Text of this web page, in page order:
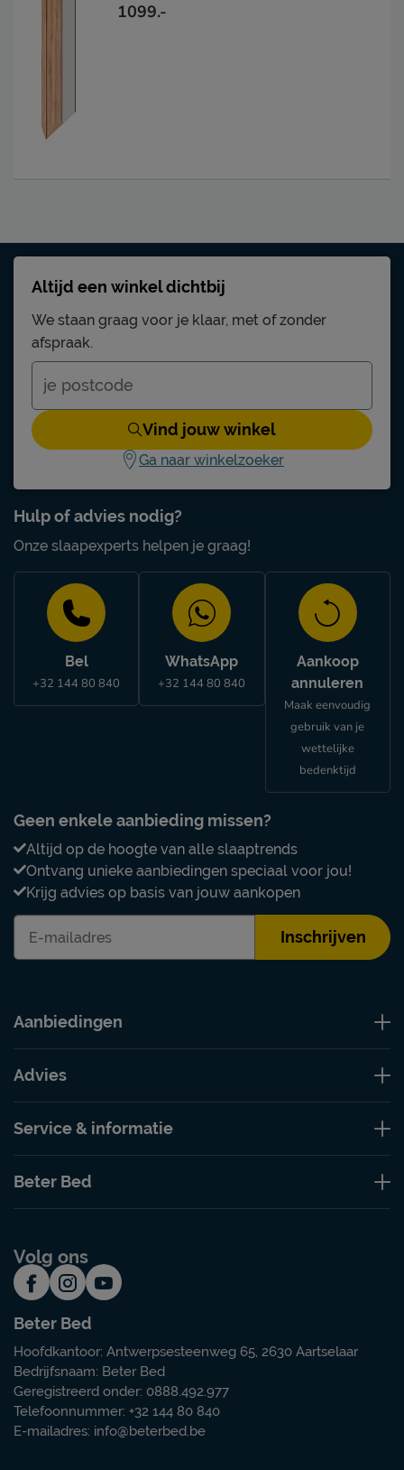
1099.-
Hulp of advies nodig?
Onze slaapexperts helpen je graag!
Bel
+32 144 80 840
WhatsApp
+32 144 80 840
Aankoop
annuleren
Maak eenvoudig
gebruik van je
wettelijke
bedenktijd
Geen enkele aanbieding missen?
Altijd op de hoogte van alle slaaptrends
Ontvang unieke aanbiedingen speciaal voor jou!
Krijg advies op basis van jouw aankopen
Inschrijven
Altijd een winkel dichtbij
We staan graag voor je klaar, met of zonder
afspraak.
Vind jouw winkel
Ga naar winkelzoeker
Aanbiedingen
Advies
Service & informatie
Beter Bed
Volg ons
Beter Bed
Hoofdkantoor: Antwerpsesteenweg 65, 2630 Aartselaar
Bedrijfsnaam: Beter Bed
Geregistreerd onder: 0888.492.977
Telefoonnummer: +32 144 80 840
E-mailadres: info@beterbed.be